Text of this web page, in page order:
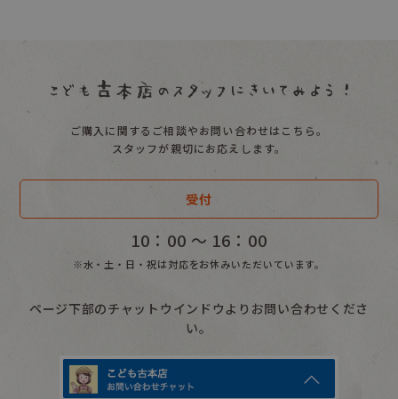
ご購入に関するご相談やお問い合わせはこちら。
スタッフが親切にお応えします。
受付
10：00 〜 16：00
※水・土・日・祝は対応をお休みいただいています。
ページ下部のチャットウインドウよりお問い合わせくださ
い。